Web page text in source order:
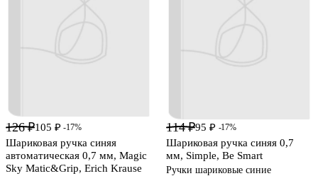
126 ₽105 ₽ -17%
Шариковая ручка синяя
автоматическая 0,7 мм, Magic
Sky Matic&Grip, Erich Krause
114 ₽95 ₽ -17%
Шариковая ручка синяя 0,7
мм, Simple, Be Smart
Ручки шариковые синие